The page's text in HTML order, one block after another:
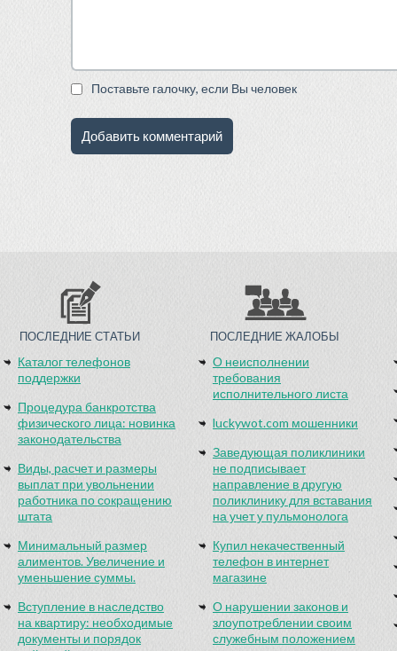
Поставьте галочку, если Вы человек
ПОСЛЕДНИЕ СТАТЬИ
Каталог телефонов
поддержки
Процедура банкротства
физического лица: новинка
законодательства
Виды, расчет и размеры
выплат при увольнении
работника по сокращению
штата
Минимальный размер
алиментов. Увеличение и
уменьшение суммы.
Вступление в наследство
на квартиру: необходимые
документы и порядок
ПОСЛЕДНИЕ ЖАЛОБЫ
О неисполнении
требования
исполнительного листа
luckywot.com мошенники
Заведующая поликлиники
не подписывает
направление в другую
поликлинику для вставания
на учет у пульмонолога
Купил некачественный
телефон в интернет
магазине
О нарушении законов и
злоупотреблении своим
служебным положением